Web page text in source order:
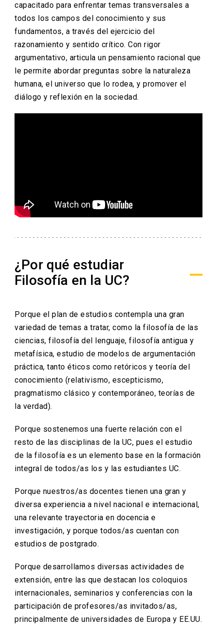
capacitado para enfrentar temas transversales a
todos los campos del conocimiento y sus
fundamentos, a través del ejercicio del
razonamiento y sentido crítico. Con rigor
argumentativo, articula un pensamiento racional que
le permite abordar preguntas sobre la naturaleza
humana, el universo que lo rodea, y promover el
diálogo y reflexión en la sociedad.
¿Por qué estudiar
Filosofía en la UC?
Porque el plan de estudios contempla una gran
variedad de temas a tratar, como la filosofía de las
ciencias, filosofía del lenguaje, filosofía antigua y
metafísica, estudio de modelos de argumentación
práctica, tanto éticos como retóricos y teoría del
conocimiento (relativismo, escepticismo,
pragmatismo clásico y contemporáneo, teorías de
la verdad).
Porque sostenemos una fuerte relación con el
resto de las disciplinas de la UC, pues el estudio
de la filosofía es un elemento base en la formación
integral de todos/as los y las estudiantes UC.
Porque nuestros/as docentes tienen una gran y
diversa experiencia a nivel nacional e internacional,
una relevante trayectoria en docencia e
investigación, y porque todos/as cuentan con
estudios de postgrado.
Porque desarrollamos diversas actividades de
extensión, entre las que destacan los coloquios
internacionales, seminarios y conferencias con la
participación de profesores/as invitados/as,
principalmente de universidades de Europa y EE.UU.